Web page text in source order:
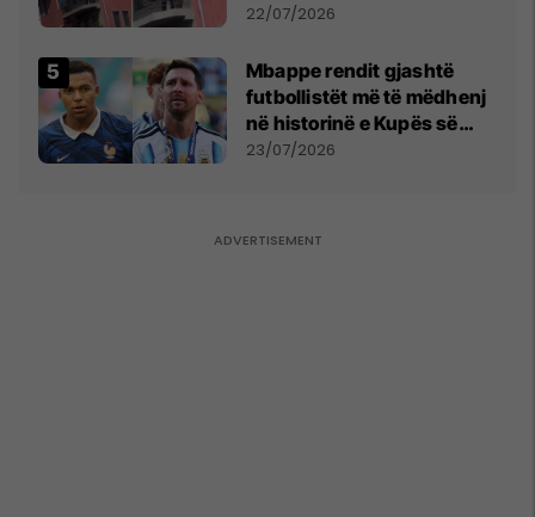
22/07/2026
Mbappe rendit gjashtë
futbollistët më të mëdhenj
në historinë e Kupës së
Botës, Messi mbetet i dyti
23/07/2026